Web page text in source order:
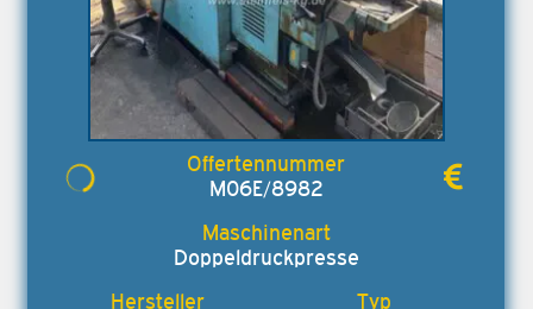
M06E/8982
Doppeldruckpresse